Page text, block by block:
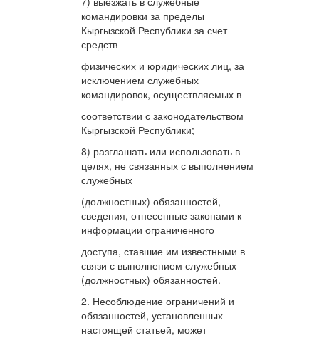
командировки за пределы
Кыргызской Республики за счет
средств
физических и юридических лиц, за
исключением служебных
командировок, осуществляемых в
соответствии с законодательством
Кыргызской Республики;
8) разглашать или использовать в
целях, не связанных с выполнением
служебных
(должностных) обязанностей,
сведения, отнесенные законами к
информации ограниченного
доступа, ставшие им известными в
связи с выполнением служебных
(должностных) обязанностей.
2. Несоблюдение ограничений и
обязанностей, установленных
настоящей статьей, может